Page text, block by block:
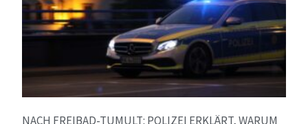
NACH FREIBAD-TUMULT: POLIZEI ERKLÄRT, WARUM